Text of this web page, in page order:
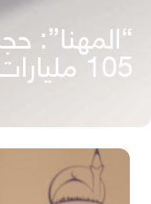
“المهنا”:
105 مليارات دولار